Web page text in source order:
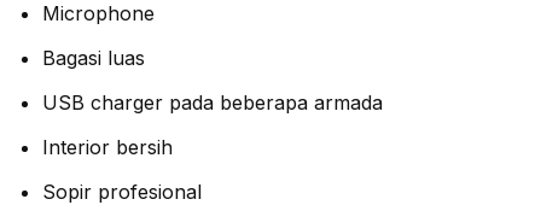
Microphone
Bagasi luas
USB charger pada beberapa armada
Interior bersih
Sopir profesional